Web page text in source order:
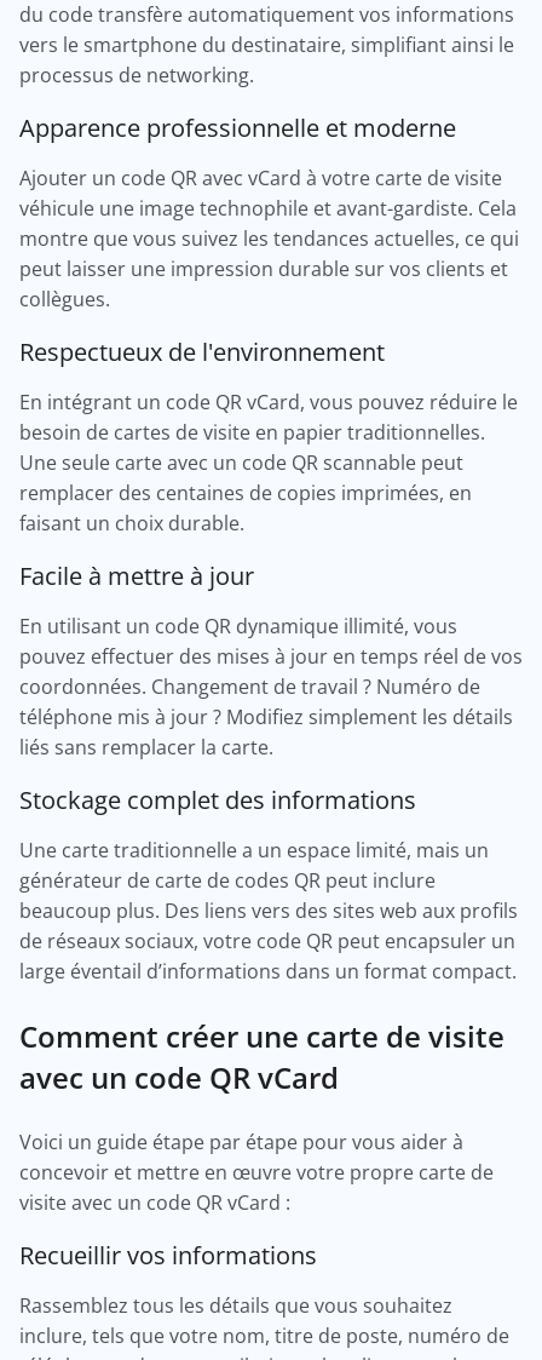
du code transfère automatiquement vos informations
vers le smartphone du destinataire, simplifiant ainsi le
processus de networking.
Apparence professionnelle et moderne
Ajouter un code QR avec vCard à votre carte de visite
véhicule une image technophile et avant-gardiste. Cela
montre que vous suivez les tendances actuelles, ce qui
peut laisser une impression durable sur vos clients et
collègues.
Respectueux de l'environnement
En intégrant un code QR vCard, vous pouvez réduire le
besoin de cartes de visite en papier traditionnelles.
Une seule carte avec un code QR scannable peut
remplacer des centaines de copies imprimées, en
faisant un choix durable.
Facile à mettre à jour
En utilisant un code QR dynamique illimité, vous
pouvez effectuer des mises à jour en temps réel de vos
coordonnées. Changement de travail ? Numéro de
téléphone mis à jour ? Modifiez simplement les détails
liés sans remplacer la carte.
Stockage complet des informations
Une carte traditionnelle a un espace limité, mais un
générateur de carte de codes QR peut inclure
beaucoup plus. Des liens vers des sites web aux profils
de réseaux sociaux, votre code QR peut encapsuler un
large éventail d’informations dans un format compact.
Comment créer une carte de visite
avec un code QR vCard
Voici un guide étape par étape pour vous aider à
concevoir et mettre en œuvre votre propre carte de
visite avec un code QR vCard :
Recueillir vos informations
Rassemblez tous les détails que vous souhaitez
inclure, tels que votre nom, titre de poste, numéro de